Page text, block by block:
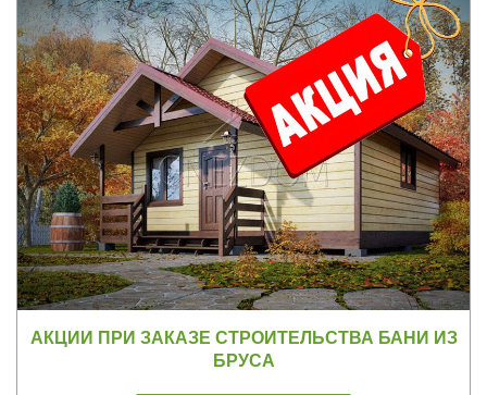
АКЦИИ ПРИ ЗАКАЗЕ СТРОИТЕЛЬСТВА БАНИ ИЗ
БРУСА